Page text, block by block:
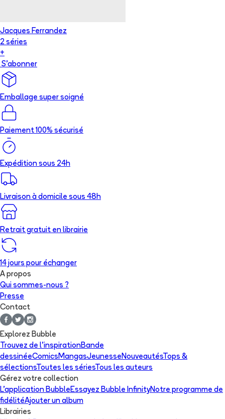
Jacques Ferrandez
2 séries
+
S'abonner
Emballage super soigné
Paiement 100% sécurisé
Expédition sous 24h
Livraison à domicile sous 48h
Retrait gratuit en librairie
14 jours pour échanger
A propos
Qui sommes-nous ?
Presse
Contact
Explorez Bubble
Trouvez de l'inspirationBande
dessinéeComicsMangasJeunesseNouveautésTops &
sélectionsToutes les sériesTous les auteurs
Gérez votre collection
L'application BubbleEssayez Bubble InfinityNotre programme de
fidélitéAjouter un album
Librairies